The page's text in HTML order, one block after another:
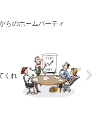
らのホームパーティ
くれ